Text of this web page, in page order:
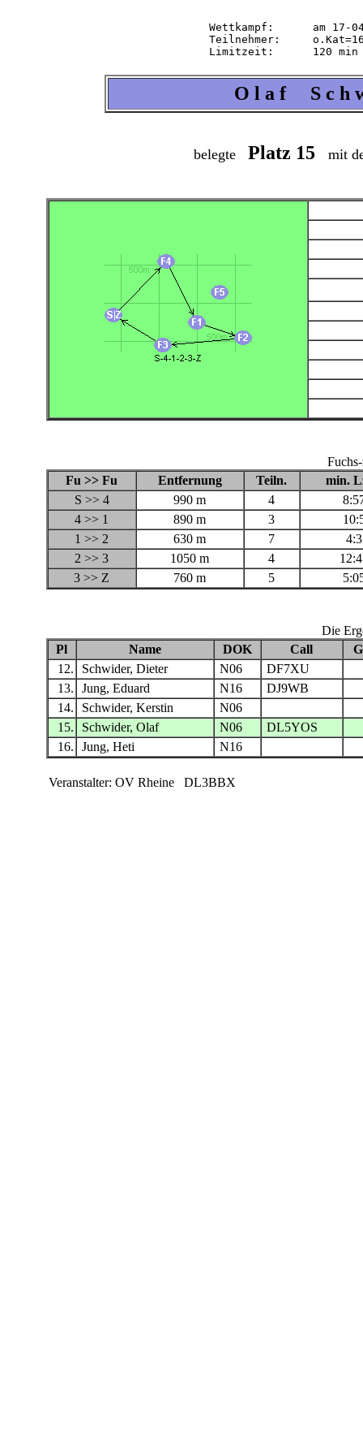
Wettkampf:  	am 17-04-2004   ab 14.30 Uhr   im 2-m-Band
Teilnehmer: 	o.Kat=16 Tln=16 +Hel=17
O l a f S c h
belegte Platz 15 mit
Fu >> Fu
Entfernung Teiln.
min.
S >> 4
990 m 4
4 >> 1
890 m 3
1 >> 2
630 m 7
2 >> 3
1050 m 4
3 >> Z
760 m 5
Die
Pl
Name DOK Call
12.
Schwider, Dieter N06
DF7XU
13.
Jung, Eduard N16
DJ9WB
14.
Schwider, Kerstin
N06
15.
Schwider, Olaf N06
DL5YOS
16.
Jung, Heti N16
Veranstalter: OV Rheine DL3BBX